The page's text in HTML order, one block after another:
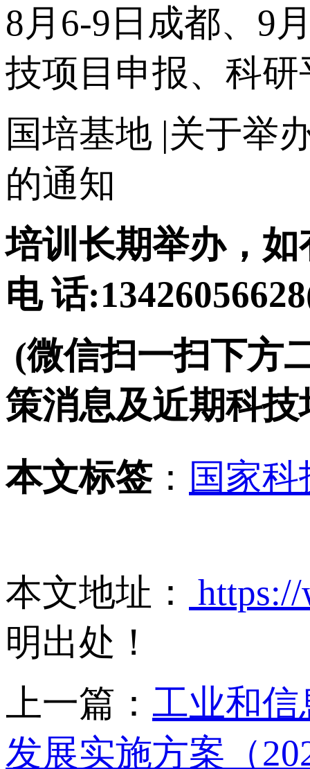
8月6-9日成都、9
技项目申报、科
国培基地 |关于举
的通知
培训长期举办，
电 话
(微信扫一扫下方
策消息及近期科
本文标签： 国家
本文地址：
明出处！
上一篇： 工业和
发展实施方案（